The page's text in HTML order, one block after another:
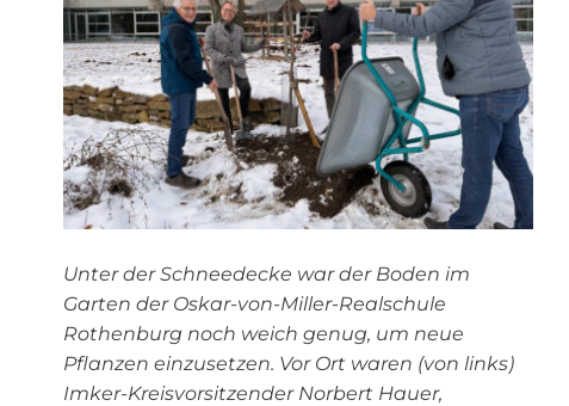
Unter der Schneedecke war der Boden im
Garten der Oskar-von-Miller-Realschule
Rothenburg noch weich genug, um neue
Pflanzen einzusetzen. Vor Ort waren (von links)
Imker-Kreisvorsitzender Norbert Hauer,